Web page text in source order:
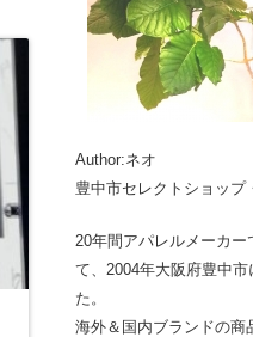
Author:ネオ
豊中市セレクトショップ
20年間アパレルメーカ
て、2004年大阪府豊中
た。
海外＆国内ブランドの商